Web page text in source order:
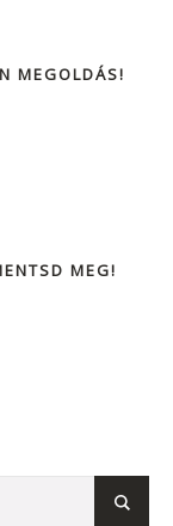
MEGOLDÁS!
MEG!